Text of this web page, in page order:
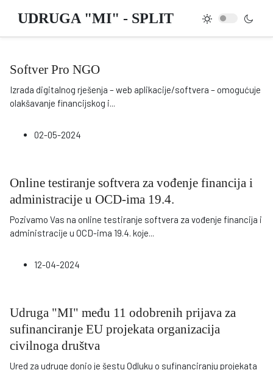
UDRUGA "MI" - SPLIT
Softver Pro NGO
Izrada digitalnog rješenja – web aplikacije/softvera – omogućuje
olakšavanje financijskog i...
02-05-2024
Online testiranje softvera za vođenje financija i
administracije u OCD-ima 19.4.
Pozivamo Vas na online testiranje softvera za vođenje financija i
administracije u OCD-ima 19.4. koje...
12-04-2024
Udruga "MI" među 11 odobrenih prijava za
sufinanciranje EU projekata organizacija
civilnoga društva
Ured za udruge donio je šestu Odluku o sufinanciranju projekata